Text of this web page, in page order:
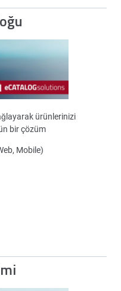
ürünlerinizi
bir çözüm
Mobile)